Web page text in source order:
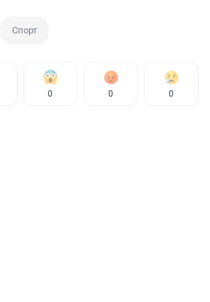
Спорт
0 0 0